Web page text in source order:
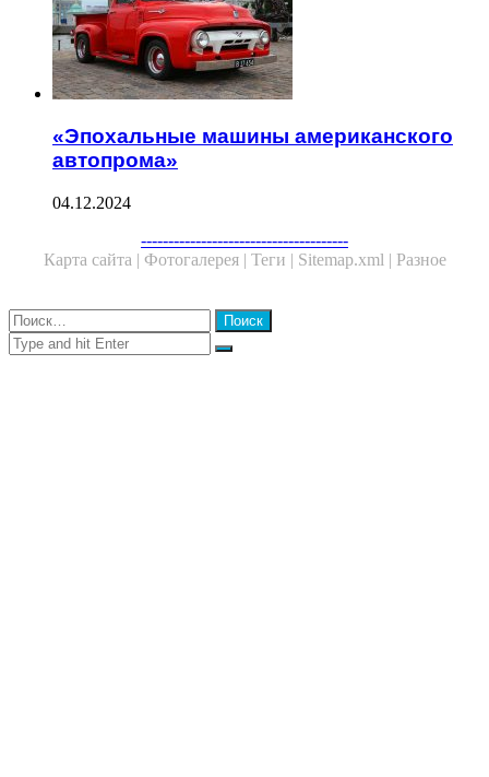
«Эпохальные машины американского
автопрома»
04.12.2024
--------------------------------------
Карта сайта | Фотогалерея | Теги | Sitemap.xml | Разное
Close
Найти:
Close
Search